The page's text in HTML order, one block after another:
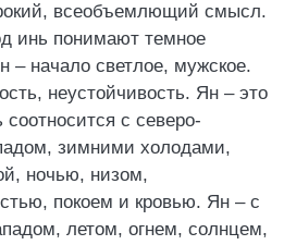
всеобъемлющий смысл.
инь понимают темное
– начало светлое, мужское.
неустойчивость. Ян – это
с северо-
зимними холодами,
ночью, низом,
покоем и кровью. Ян – с
летом, огнем, солнцем,